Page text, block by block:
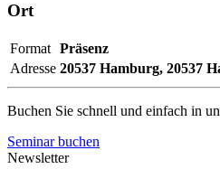
Ort
Format Präsenz
Adresse 20537 Hamburg, 20537
Buchen Sie schnell und einfach in
Seminar buchen
Newsletter